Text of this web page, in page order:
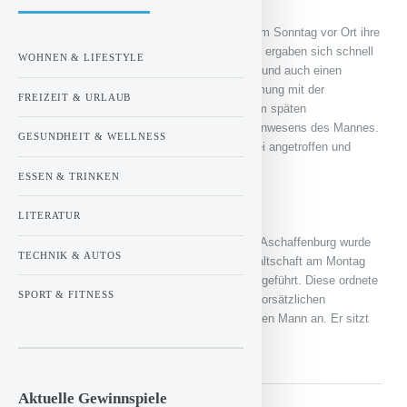
Die Kriminalpolizei Aschaffenburg hat noch am Sonntag vor Ort ihre
Ermittlungen aufgenommen. Im Zuge dessen ergaben sich schnell
Hinweise auf eine vorsätzliche Brandstiftung und auch einen
möglichen Tatverdächtigen. In enger Abstimmung mit der
Staatsanwaltschaft Aschaffenburg erfolgte am späten
Sonntagabend die Durchsuchung des Wohnanwesens des Mannes.
Der 39-jährige Deutsch-Algerier konnte hierbei angetroffen und
39-Jähriger in Haft
Nach einer Nacht in der Haftzelle der Polizei Aschaffenburg wurde
der 39-Jährige auf Anordnung der Staatsanwaltschaft am Montag
einer Ermittlungsrichterin am Amtsgericht vorgeführt. Diese ordnete
auf Grund des dringenden Tatverdachts der vorsätzlichen
Brandstiftung die Untersuchungshaft gegen den Mann an. Er sitzt
WOHNEN & LIFESTYLE
FREIZEIT & URLAUB
GESUNDHEIT & WELLNESS
ESSEN & TRINKEN
LITERATUR
TECHNIK & AUTOS
SPORT & FITNESS
Aktuelle Gewinnspiele